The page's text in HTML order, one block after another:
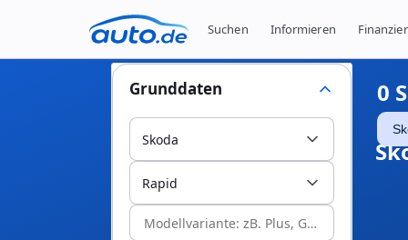
Suchen Informieren
0
Grunddaten
Skoda
Rapid